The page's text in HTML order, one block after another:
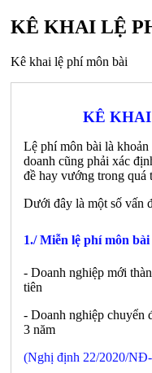
KÊ KHAI LỆ
Kê khai lệ phí môn bài
KÊ
Lệ phí môn bài là
doanh cũng phải xác
đề hay vướng trong quá
Dưới đây là một số vấn
1./ Miễn lệ phí môn bài
- Doanh nghiệp mới
tiên
- Doanh nghiệp chuyển
3 năm
(Nghị định 22/2020/